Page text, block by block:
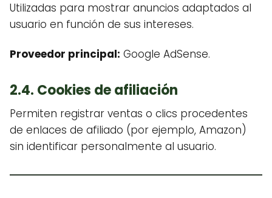
Utilizadas para mostrar anuncios adaptados al
usuario en función de sus intereses.
Proveedor principal: Google AdSense.
2.4. Cookies de afiliación
Permiten registrar ventas o clics procedentes
de enlaces de afiliado (por ejemplo, Amazon)
sin identificar personalmente al usuario.